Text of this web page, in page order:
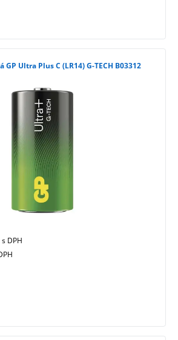
Ultra Plus C (LR14) G-TECH B03312
s DPH